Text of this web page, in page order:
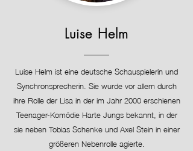
Luise Helm
Luise Helm ist eine deutsche Schauspielerin und
Synchronsprecherin. Sie wurde vor allem durch
ihre Rolle der Lisa in der im Jahr 2000 erschienen
Teenager-Komödie Harte Jungs bekannt, in der
sie neben Tobias Schenke und Axel Stein in einer
größeren Nebenrolle agierte.